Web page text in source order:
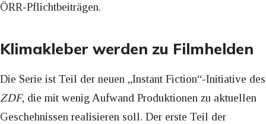
ÖRR-Pflichtbeiträgen.
Klimakleber werden zu Filmhelden
Die Serie ist Teil der neuen „Instant Fiction“-Initiative des
ZDF, die mit wenig Aufwand Produktionen zu aktuellen
Geschehnissen realisieren soll. Der erste Teil der